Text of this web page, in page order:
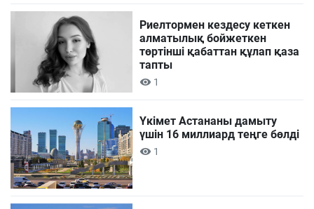
Риелтормен кездесу кеткен
алматылық бойжеткен
төртінші қабаттан құлап қаза
тапты
1
Үкімет Астананы дамыту
үшін 16 миллиард теңге бөлді
1